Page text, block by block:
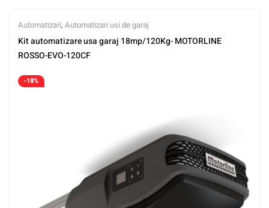
Automatizari, Automatizari usi de garaj
Kit automatizare usa garaj 18mp/120Kg- MOTORLINE
ROSSO-EVO-120CF
-18%